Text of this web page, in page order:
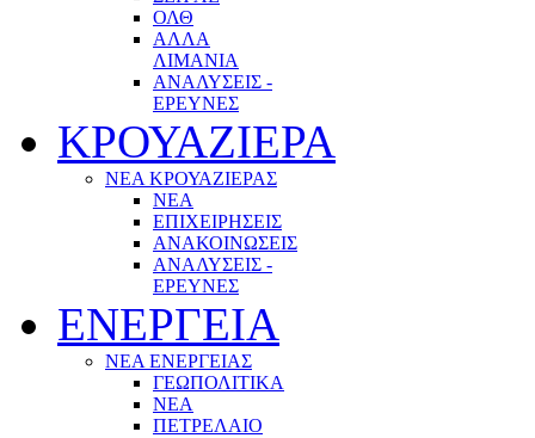
ΟΛΘ
ΑΛΛΑ
ΛΙΜΑΝΙΑ
ΑΝΑΛΥΣΕΙΣ -
ΕΡΕΥΝΕΣ
ΚΡΟΥΑΖΙΕΡΑ
ΝΕΑ ΚΡΟΥΑΖΙΕΡΑΣ
NEA
ΕΠΙΧΕΙΡΗΣΕΙΣ
ΑΝΑΚΟΙΝΩΣΕΙΣ
ΑΝΑΛΥΣΕΙΣ -
ΕΡΕΥΝΕΣ
ΕΝΕΡΓΕΙΑ
ΝΕΑ ΕΝΕΡΓΕΙΑΣ
ΓΕΩΠΟΛΙΤΙΚΑ
ΝΕΑ
ΠΕΤΡΕΛΑΙΟ